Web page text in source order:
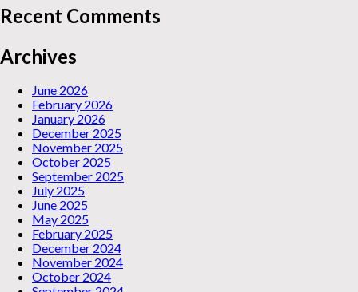
Recent Comments
Archives
June 2026
February 2026
January 2026
December 2025
November 2025
October 2025
September 2025
July 2025
June 2025
May 2025
February 2025
December 2024
November 2024
October 2024